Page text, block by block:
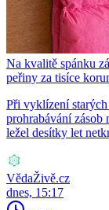
Na kvalitě spánku
peřiny za tisíce
Při vyklízení
prohrabávání zásob
ležel desítky let
VědaŽivě.cz
dnes, 15:17